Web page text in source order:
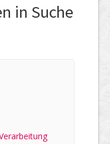
in Suche